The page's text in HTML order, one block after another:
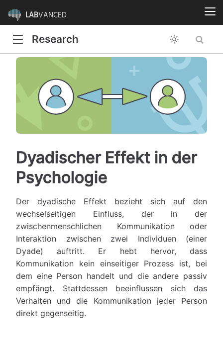
LABVANCED
Research
Dyadischer Effekt in der
Psychologie
Der dyadische Effekt bezieht sich auf den
wechselseitigen Einfluss, der in der
zwischenmenschlichen Kommunikation oder
Interaktion zwischen zwei Individuen (einer
Dyade) auftritt. Er hebt hervor, dass
Kommunikation kein einseitiger Prozess ist, bei
dem eine Person handelt und die andere passiv
empfängt. Stattdessen beeinflussen sich das
Verhalten und die Kommunikation jeder Person
direkt gegenseitig.